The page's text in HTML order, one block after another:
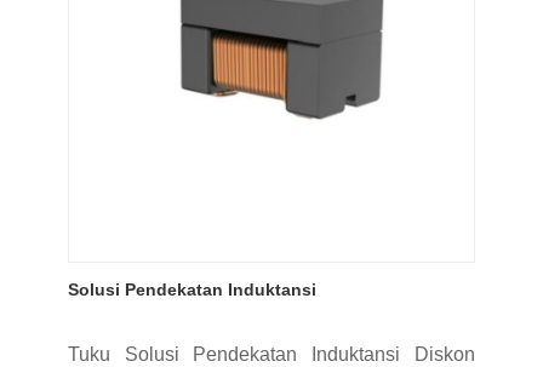
Solusi Pendekatan Induktansi
Tuku Solusi Pendekatan Induktansi Diskon